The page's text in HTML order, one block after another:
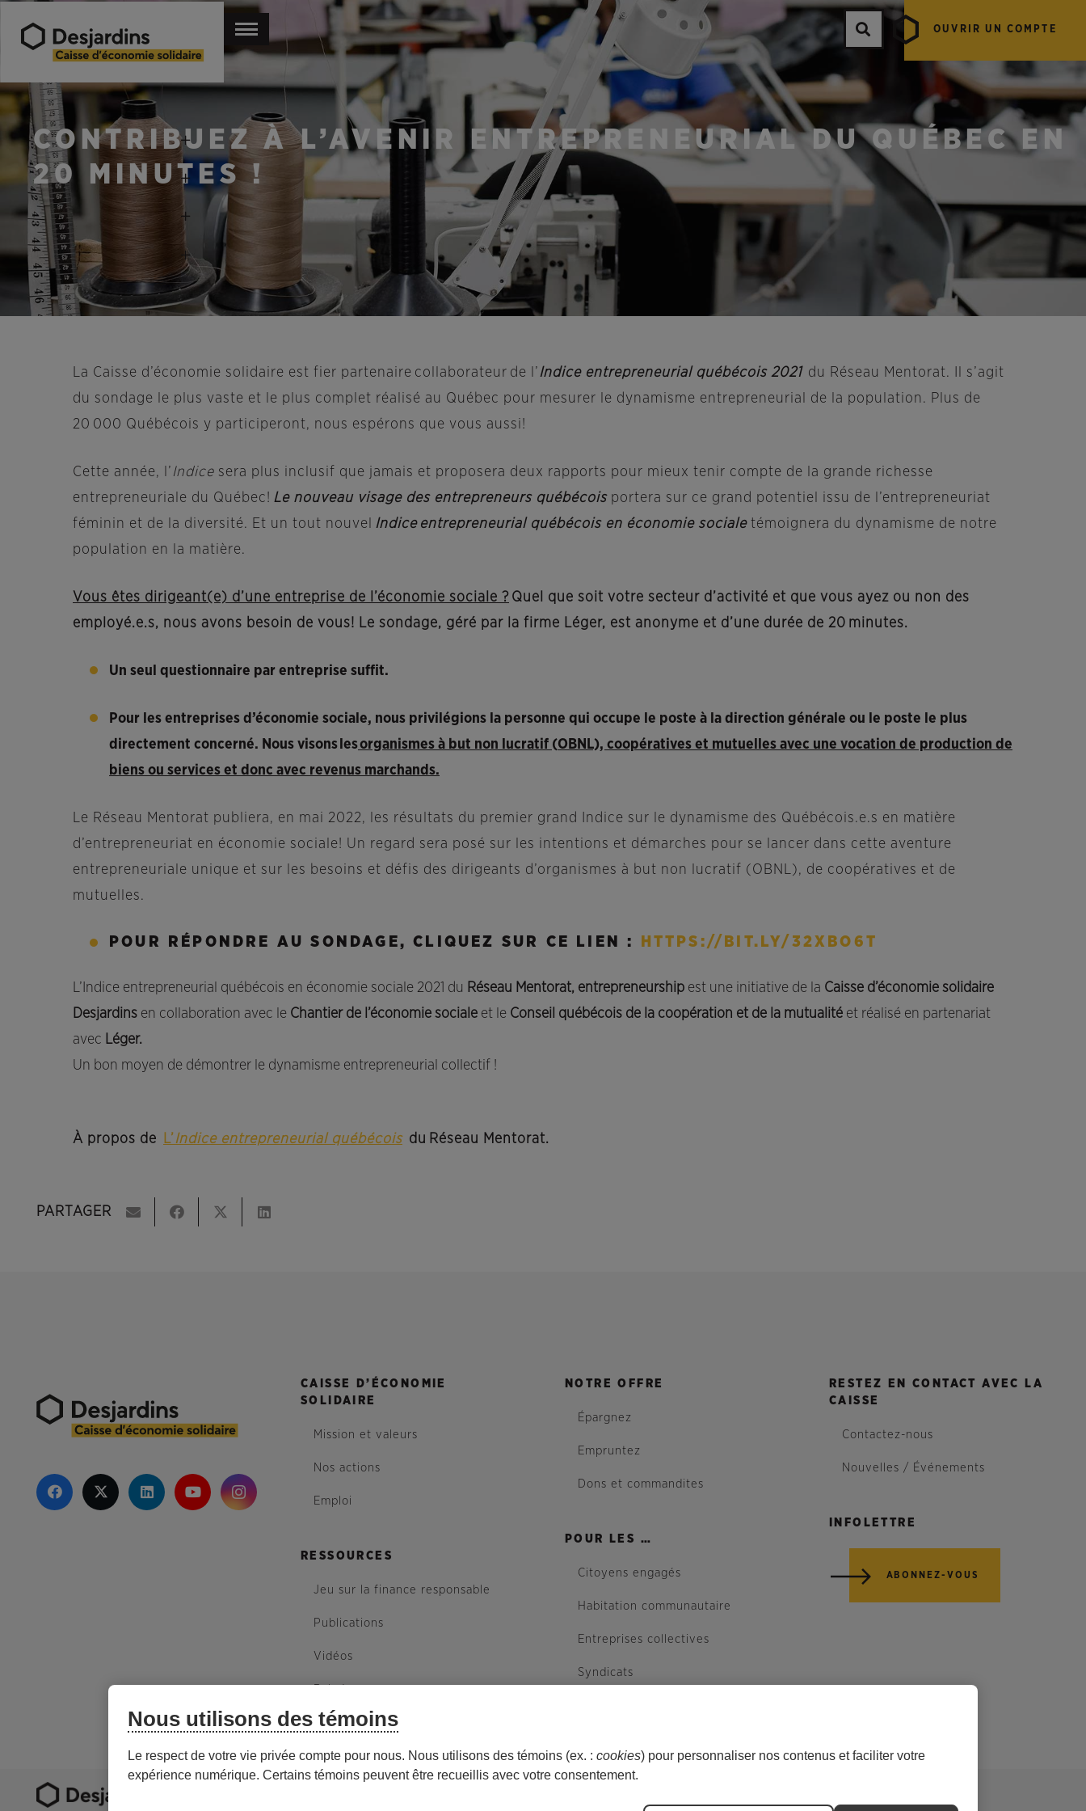
OUVRIR UN COMPTE
CONTRIBUEZ À L’AVENIR ENTREPRENEURIAL DU QUÉBEC EN
20 MINUTES !
La Caisse d’économie solidaire est fier partenaire collaborateur de l’Indice entrepreneurial québécois 2021 du Réseau Mentorat. Il s’agit
du sondage le plus vaste et le plus complet réalisé au Québec pour mesurer le dynamisme entrepreneurial de la population. Plus de
20 000 Québécois y participeront, nous espérons que vous aussi!
Cette année, l’ Indice sera plus inclusif que jamais et proposera deux rapports pour mieux tenir compte de la grande richesse
entrepreneuriale du Québec! Le nouveau visage des entrepreneurs québécois portera sur ce grand potentiel issu de l’entrepreneuriat
féminin et de la diversité. Et un tout nouvel Indice entrepreneurial québécois en économie sociale témoignera du dynamisme de notre
population en la matière.
Vous êtes dirigeant(e) d’une entreprise de l’économie sociale ? Quel que soit votre secteur d’activité et que vous ayez ou non des
employé.e.s, nous avons besoin de vous! Le sondage, géré par la firme Léger, est anonyme et d’une durée de 20 minutes.
Un seul questionnaire par entreprise suffit.
Pour les entreprises d’économie sociale, nous privilégions la personne qui occupe le poste à la direction générale ou le poste le plus
directement concerné. Nous visons lesorganismes à but non lucratif (OBNL), coopératives et mutuelles avec une vocation de production de
biens ou services et donc avec revenus marchands.
Le Réseau Mentorat publiera, en mai 2022, les résultats du premier grand Indice sur le dynamisme des Québécois.e.s en matière
d’entrepreneuriat en économie sociale! Un regard sera posé sur les intentions et démarches pour se lancer dans cette aventure
entrepreneuriale unique et sur les besoins et défis des dirigeants d’organismes à but non lucratif (OBNL), de coopératives et de
mutuelles.
POUR RÉPONDRE AU SONDAGE, CLIQUEZ SUR CE LIEN : HTTPS://BIT.LY/32XBO6T
L’Indice entrepreneurial québécois en économie sociale 2021 du Réseau Mentorat, entrepreneurship est une initiative de la Caisse d’économie solidaire
Desjardins en collaboration avec le Chantier de l’économie sociale et le Conseil québécois de la coopération et de la mutualité et réalisé en partenariat
avec Léger.
Un bon moyen de démontrer le dynamisme entrepreneurial collectif !
À propos de L’Indice entrepreneurial québécois du Réseau Mentorat.
PARTAGER
CAISSE D’ÉCONOMIE
SOLIDAIRE
Mission et valeurs
Nos actions
Emploi
RESSOURCES
Jeu sur la finance responsable
Publications
Vidéos
Balados
Plan du site
NOTRE OFFRE
Épargnez
Empruntez
Dons et commandites
POUR LES …
Citoyens engagés
Habitation communautaire
Entreprises collectives
Syndicats
RESTEZ EN CONTACT AVEC LA
CAISSE
Contactez-nous
Nouvelles / Événements
INFOLETTRE
ABONNEZ-VOUS
Nous utilisons des témoins
Le respect de votre vie privée compte pour nous. Nous utilisons des témoins (ex. :cookies) pour personnaliser nos contenus et faciliter votre
expérience numérique. Certains témoins peuvent être recueillis avec votre consentement.